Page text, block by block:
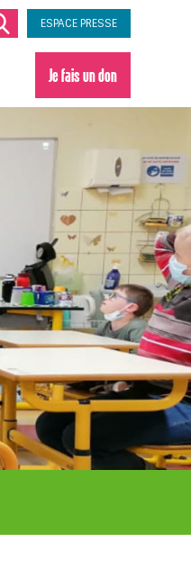
ESPACE PRESSE
Je fais un don